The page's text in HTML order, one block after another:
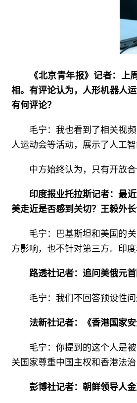
《北京青年报》记者：
相。有评论认为，人形机器人
有何评论？
毛宁：我也看到了相关视
人运动会等活动，展示了人工
中方始终认为，只有开放
印度报业托拉斯记者：最
美走近是否感到关切？王毅外
毛宁：巴基斯坦和美国的
方影响，也不针对第三方。印
路透社记者：追问美俄元
毛宁：我们不回答预设性问
法新社记者：《香港国家
毛宁：你提到的这个人是
关国家尊重中国主权和香港法
彭博社记者：朝鲜领导人